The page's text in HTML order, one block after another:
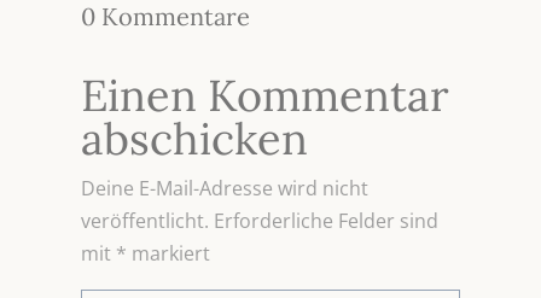
0 Kommentare
Einen Kommentar
abschicken
Deine E-Mail-Adresse wird nicht
veröffentlicht. Erforderliche Felder sind
mit * markiert